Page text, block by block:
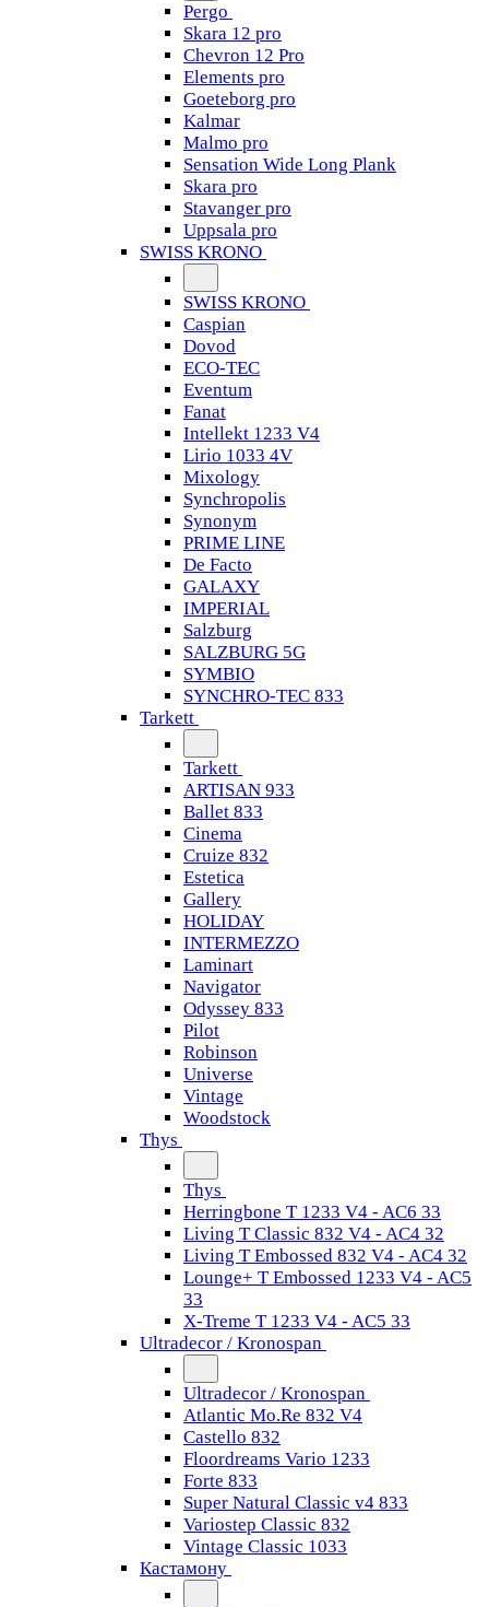
Pergo
Skara 12 pro
Chevron 12 Pro
Elements pro
Goeteborg pro
Kalmar
Malmo pro
Sensation Wide Long Plank
Skara pro
Stavanger pro
Uppsala pro
SWISS KRONO
SWISS KRONO
Caspian
Dovod
ECO-TEC
Eventum
Fanat
Intellekt 1233 V4
Lirio 1033 4V
Mixology
Synchropolis
Synonym
PRIME LINE
De Facto
GALAXY
IMPERIAL
Salzburg
SALZBURG 5G
SYMBIO
SYNCHRO-TEC 833
Tarkett
Tarkett
ARTISAN 933
Ballet 833
Cinema
Cruize 832
Estetica
Gallery
HOLIDAY
INTERMEZZO
Laminart
Navigator
Odyssey 833
Pilot
Robinson
Universe
Vintage
Woodstock
Thys
Thys
Herringbone T 1233 V4 - AC6 33
Living T Classic 832 V4 - AC4 32
Living T Embossed 832 V4 - AC4 32
Lounge+ T Embossed 1233 V4 - AC5
33
X-Treme T 1233 V4 - AC5 33
Ultradecor / Kronospan
Ultradecor / Kronospan
Atlantic Mo.Re 832 V4
Castello 832
Floordreams Vario 1233
Forte 833
Super Natural Classic v4 833
Variostep Classic 832
Vintage Classic 1033
Кастамону